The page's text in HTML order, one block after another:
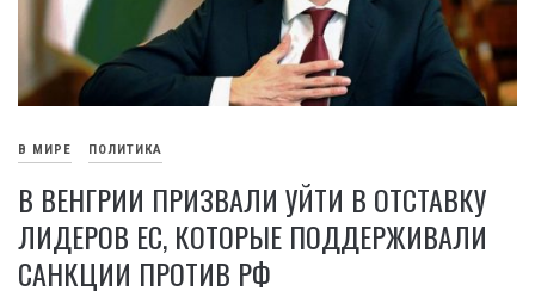
В МИРЕ ПОЛИТИКА
В ВЕНГРИИ ПРИЗВАЛИ УЙТИ В ОТСТАВКУ
ЛИДЕРОВ ЕС, КОТОРЫЕ ПОДДЕРЖИВАЛИ
САНКЦИИ ПРОТИВ РФ